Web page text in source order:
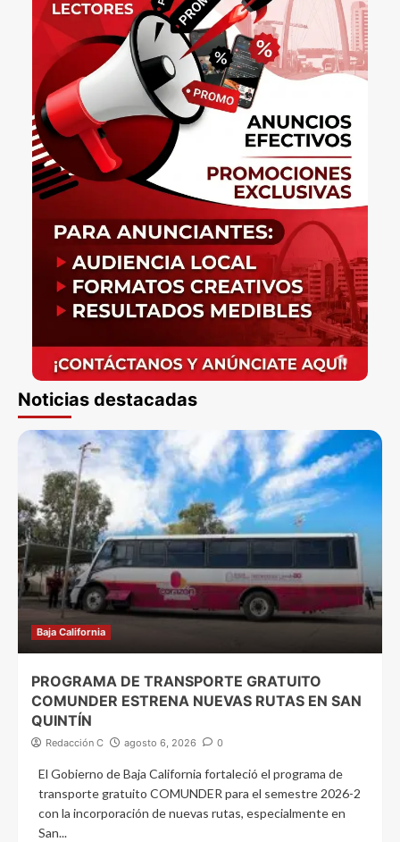
Noticias destacadas
Baja California
PROGRAMA DE TRANSPORTE GRATUITO
COMUNDER ESTRENA NUEVAS RUTAS EN SAN
QUINTÍN
Redacción C agosto 6, 2026 0
El Gobierno de Baja California fortaleció el programa de
transporte gratuito COMUNDER para el semestre 2026-2
con la incorporación de nuevas rutas, especialmente en
San...